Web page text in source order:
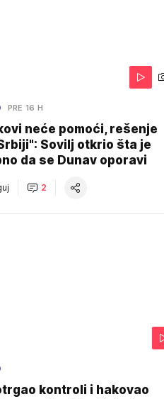
PRE 16 H
neće pomoći, rešenje
Sovilj otkrio šta je
da se Dunav oporavi
2
kontroli i hakovao